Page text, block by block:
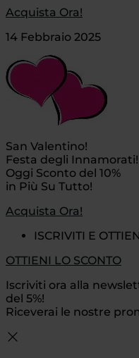
Acquista Ora!
14 Febbraio 2025
San Valentino!
Festa degli Innamorati!
Oggi Sconto del 10%
in Più Su Tutto!
Acquista Ora!
ISCRIVITI E
OTTIENI LO SCONTO
Iscriviti ora alla
del 5%!
Riceverai le nostre